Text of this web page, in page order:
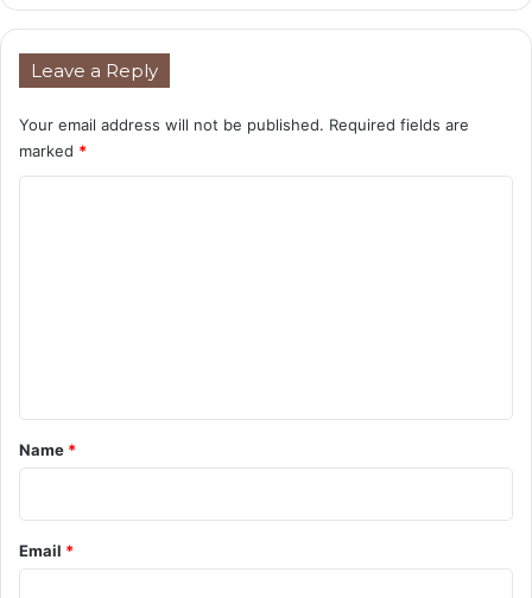
Leave a Reply
Your email address will not be published. Required fields are
marked *
*
Name *
Email *